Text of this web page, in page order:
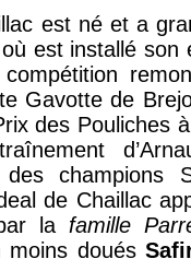
est né et a
est installé son
Gavotte de
des Pouliches
champions
de Chaillac
la famille
moins doués